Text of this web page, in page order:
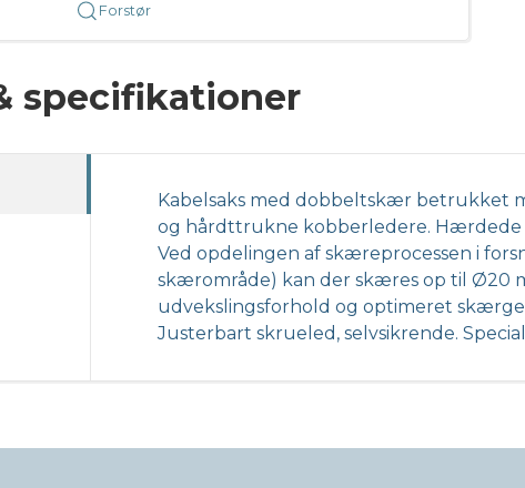
Forstør
specifikationer
Kabelsaks med dobbeltskær betrukket
og hårdttrukne kobberledere.
Ved opdelingen af skæreprocessen i
skærområde) kan der skæres op til Ø20
udvekslingsforhold og optimeret
Justerbart skrueled, selvsikrende.